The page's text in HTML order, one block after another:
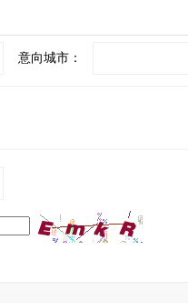
意向城市：